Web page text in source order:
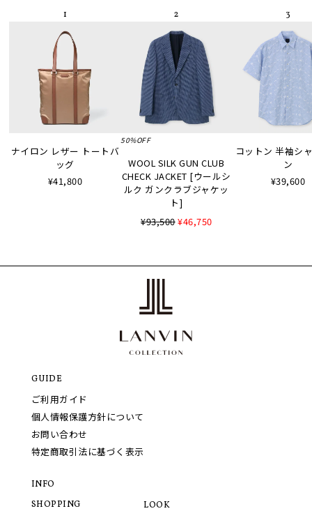
ナイロン レザー トートバ
ッグ
¥41,800
50%OFF
WOOL SILK GUN CLUB
CHECK JACKET [ウールシ
ルク ガンクラブジャケッ
ト]
¥93,500¥46,750
コットン 半袖シ
ン
¥39,600
GUIDE
ご利用ガイド
個人情報保護方針について
お問い合わせ
特定商取引法に基づく表示
INFO
SHOPPING
LOOK